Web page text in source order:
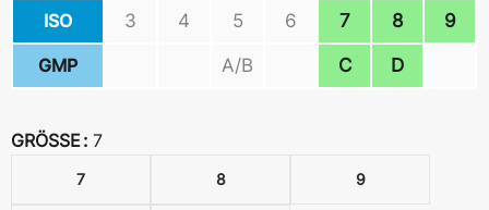
ISO 3 4 5 6 7 8 9
GMP A/B C D
GRÖSSE 7
7 8 9